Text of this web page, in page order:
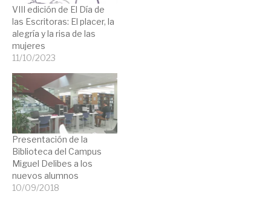
VIII edición de El Día de
las Escritoras: El placer, la
alegría y la risa de las
mujeres
11/10/2023
Presentación de la
Biblioteca del Campus
Miguel Delibes a los
nuevos alumnos
10/09/2018